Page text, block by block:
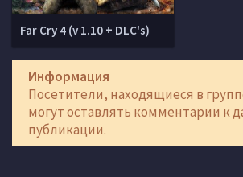
Far Cry 4 (v 1.10 + DLC's)
Информация
Посетители, находящиеся в
могут оставлять комментарии к
публикации.